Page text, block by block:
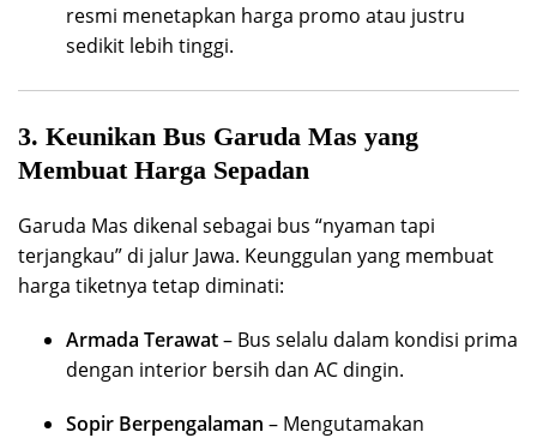
resmi menetapkan harga promo atau justru
sedikit lebih tinggi.
3. Keunikan Bus Garuda Mas yang
Membuat Harga Sepadan
Garuda Mas dikenal sebagai bus “nyaman tapi
terjangkau” di jalur Jawa. Keunggulan yang membuat
harga tiketnya tetap diminati:
Armada Terawat– Bus selalu dalam kondisi prima
dengan interior bersih dan AC dingin.
Sopir Berpengalaman – Mengutamakan